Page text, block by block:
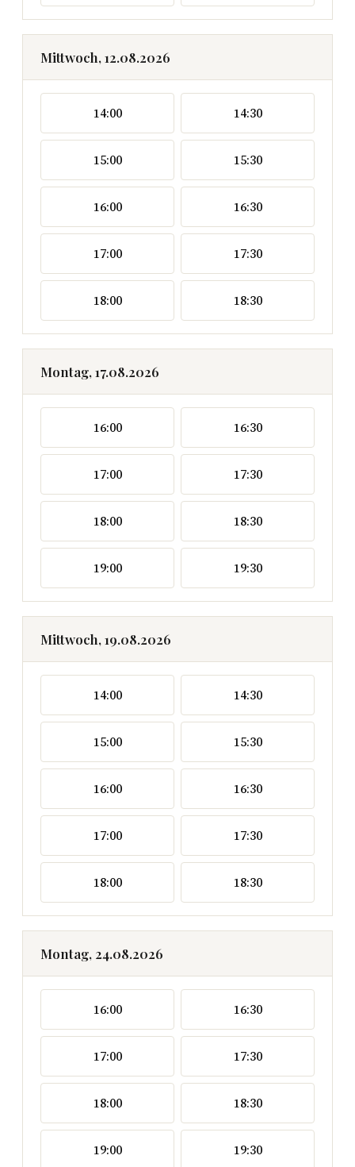
Mittwoch, 12.08.2026
14:00 14:30
15:00 15:30
16:00 16:30
17:00 17:30
18:00 18:30
Montag, 17.08.2026
16:00 16:30
17:00 17:30
18:00 18:30
19:00 19:30
Mittwoch, 19.08.2026
14:00 14:30
15:00 15:30
16:00 16:30
17:00 17:30
18:00 18:30
Montag, 24.08.2026
16:00 16:30
17:00 17:30
18:00 18:30
19:00 19:30